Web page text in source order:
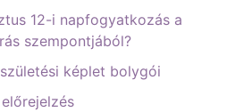
12-i napfogyatkozás a
szempontjából?
képlet bolygói